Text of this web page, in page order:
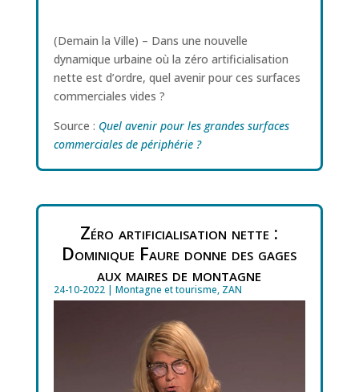
(Demain la Ville) – Dans une nouvelle
dynamique urbaine où la zéro artificialisation
nette est d’ordre, quel avenir pour ces surfaces
commerciales vides ?
Source : Quel avenir pour les grandes surfaces
commerciales de périphérie ?
Zéro artificialisation nette :
Dominique Faure donne des gages
aux maires de montagne
24-10-2022| Montagne et tourisme, ZAN